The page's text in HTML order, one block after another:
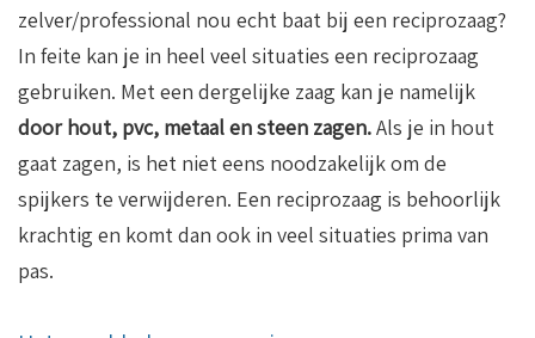
zelver/professional nou echt baat bij een reciprozaag?
In feite kan je in heel veel situaties een reciprozaag
gebruiken. Met een dergelijke zaag kan je namelijk
door hout, pvc, metaal en steen zagen.Als je in hout
gaat zagen, is het niet eens noodzakelijk om de
spijkers te verwijderen. Een reciprozaag is behoorlijk
krachtig en komt dan ook in veel situaties prima van
pas.